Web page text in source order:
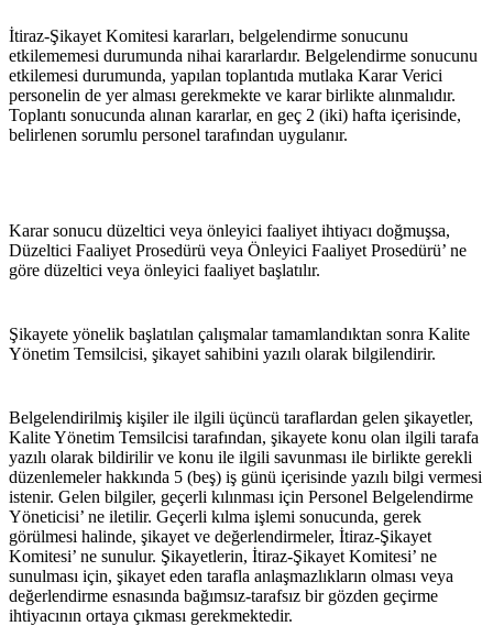
İtiraz-Şikayet Komitesi kararları, belgelendirme sonucunu
etkilememesi durumunda nihai kararlardır. Belgelendirme sonucunu
etkilemesi durumunda, yapılan toplantıda mutlaka Karar Verici
personelin de yer alması gerekmekte ve karar birlikte alınmalıdır.
Toplantı sonucunda alınan kararlar, en geç 2 (iki) hafta içerisinde,
belirlenen sorumlu personel tarafından uygulanır.
Karar sonucu düzeltici veya önleyici faaliyet ihtiyacı doğmuşsa,
Düzeltici Faaliyet Prosedürü veya Önleyici Faaliyet Prosedürü’ ne
göre düzeltici veya önleyici faaliyet başlatılır.
Şikayete yönelik başlatılan çalışmalar tamamlandıktan sonra Kalite
Yönetim Temsilcisi, şikayet sahibini yazılı olarak bilgilendirir.
Belgelendirilmiş kişiler ile ilgili üçüncü taraflardan gelen şikayetler,
Kalite Yönetim Temsilcisi tarafından, şikayete konu olan ilgili tarafa
yazılı olarak bildirilir ve konu ile ilgili savunması ile birlikte gerekli
düzenlemeler hakkında 5 (beş) iş günü içerisinde yazılı bilgi vermesi
istenir. Gelen bilgiler, geçerli kılınması için Personel Belgelendirme
Yöneticisi’ ne iletilir. Geçerli kılma işlemi sonucunda, gerek
görülmesi halinde, şikayet ve değerlendirmeler, İtiraz-Şikayet
Komitesi’ ne sunulur. Şikayetlerin, İtiraz-Şikayet Komitesi’ ne
sunulması için, şikayet eden tarafla anlaşmazlıkların olması veya
değerlendirme esnasında bağımsız-tarafsız bir gözden geçirme
ihtiyacının ortaya çıkması gerekmektedir.